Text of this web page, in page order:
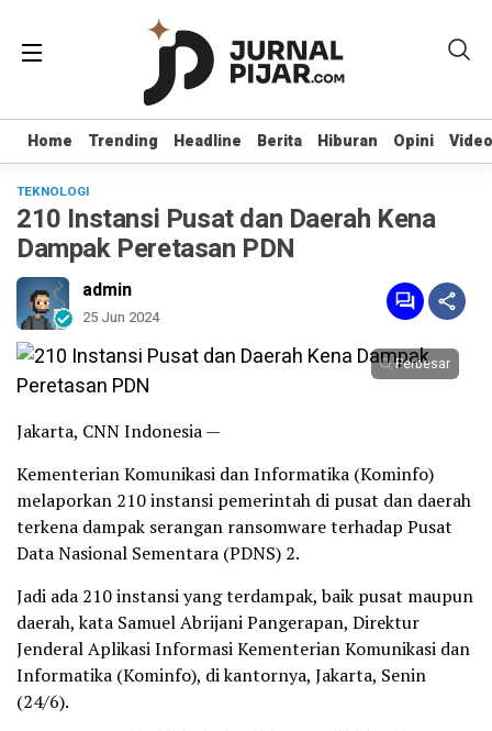
Home Trending Headline Berita Hiburan Opini Video
Home Trending Headline Berita Hiburan Opini Video
TEKNOLOGI
210 Instansi Pusat dan Daerah Kena
Dampak Peretasan PDN
admin
25 Jun 2024
Perbesar
Jakarta, CNN Indonesia —
Kementerian Komunikasi dan Informatika (Kominfo)
melaporkan 210 instansi pemerintah di pusat dan daerah
terkena dampak serangan ransomware terhadap Pusat
Data Nasional Sementara (PDNS) 2.
Jadi ada 210 instansi yang terdampak, baik pusat maupun
daerah, kata Samuel Abrijani Pangerapan, Direktur
Jenderal Aplikasi Informasi Kementerian Komunikasi dan
Informatika (Kominfo), di kantornya, Jakarta, Senin
(24/6).